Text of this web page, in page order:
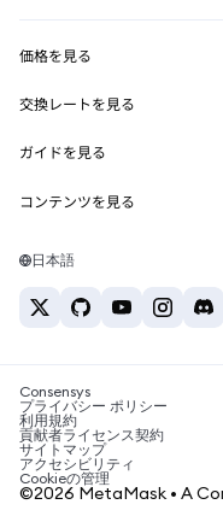
MetaMask Connect
Snaps
Web3サービス
セキュリティ
サポート
キャリア
お問い合わせ
価格を見る
イーサリアムの価格
Solanaの価格
Tetherの価格
交換レートを見る
ETH→USD
USDT→INR
BTC→INR
ETH→USDT
ガイドを見る
ETHの購入
USDTの購入
SHIBの購入
BNBの購入
コンテンツを見る
Solanaウォレット
税制関連ニュース
暗号資産の購入方法は？
ビットコインを売るには？
日本語
Consensys
プライバシー ポリシー
利用規約
貢献者ライセンス契約
サイトマップ
アクセシビリティ
Cookieの管理
©2026 MetaMask • A